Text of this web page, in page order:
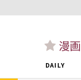
漫画
DAILY